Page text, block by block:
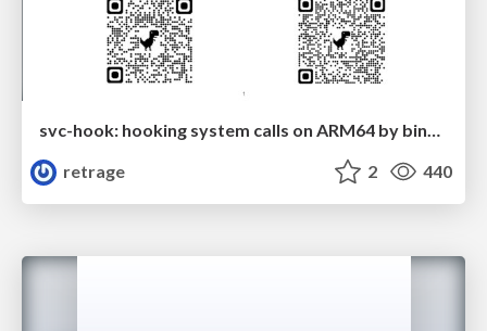
svc-hook: hooking system calls on ARM64 by binary rewriting
retrage
2 440